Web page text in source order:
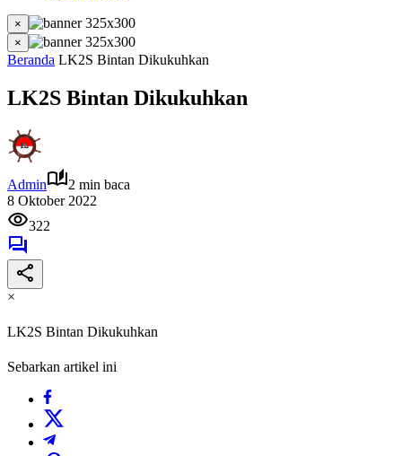
×
×
Beranda LK2S Bintan Dikukuhkan
LK2S Bintan Dikukuhkan
Admin
2 min baca
8 Oktober 2022
322
×
LK2S Bintan Dikukuhkan
Sebarkan artikel ini